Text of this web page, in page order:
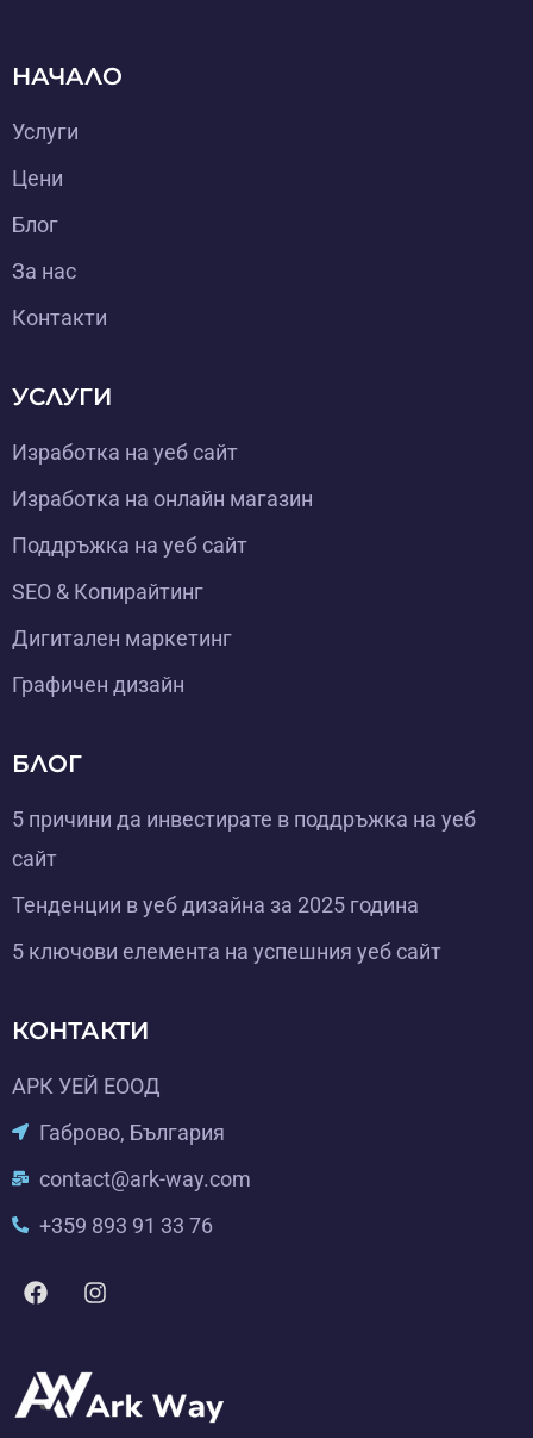
НАЧАЛО
Услуги
Цени
Блог
За нас
Контакти
УСЛУГИ
Изработка на уеб сайт
Изработка на онлайн магазин
Поддръжка на уеб сайт
SEO & Копирайтинг
Дигитален маркетинг
Графичен дизайн
БЛОГ
5 причини да инвестирате в поддръжка на уеб
сайт
Тенденции в уеб дизайна за 2025 година
5 ключови елемента на успешния уеб сайт
КОНТАКТИ
АРК УЕЙ ЕООД
Габрово, България
contact@ark-way.com
+359 893 91 33 76